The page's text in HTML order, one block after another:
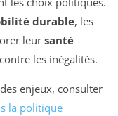
durable, les
leur santé
les inégalités.
enjeux, consulter
la politique